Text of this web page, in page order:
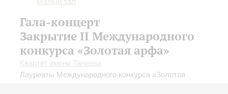
Гала-концерт
Закрытие II Международного
конкурса «Золотая арфа»
Квартет имени Танеева
Лауреаты Международного конкурса «Золотая